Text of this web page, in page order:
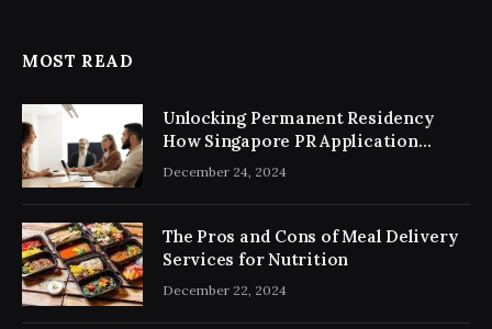
MOST READ
Unlocking Permanent Residency
How Singapore PR Application
Consultancy Simplifies the Process
December 24, 2024
The Pros and Cons of Meal Delivery
Services for Nutrition
December 22, 2024